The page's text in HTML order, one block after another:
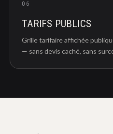
06
TARIFS PUBLICS
Grille tarifaire affichée
— sans devis caché, sans